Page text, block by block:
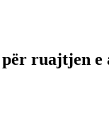
për ruajtjen